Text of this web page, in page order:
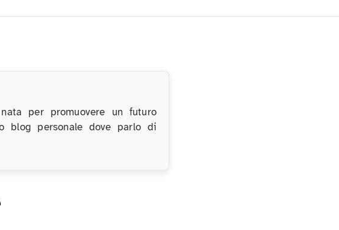
per promuovere un futuro
blog personale dove parlo di